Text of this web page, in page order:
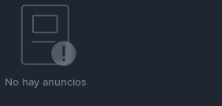
No hay anuncios